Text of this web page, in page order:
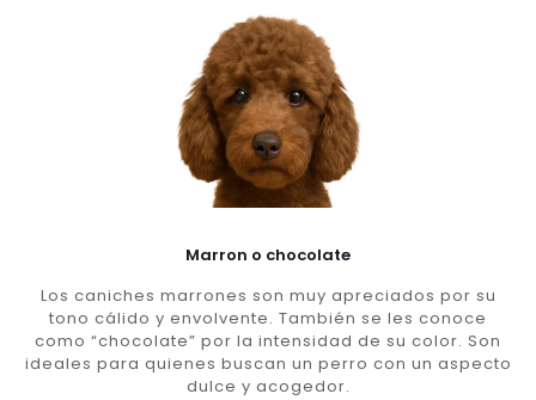
Marron o chocolate
Los caniches marrones son muy apreciados por su
tono cálido y envolvente. También se les conoce
como “chocolate” por la intensidad de su color. Son
ideales para quienes buscan un perro con un aspecto
dulce y acogedor.